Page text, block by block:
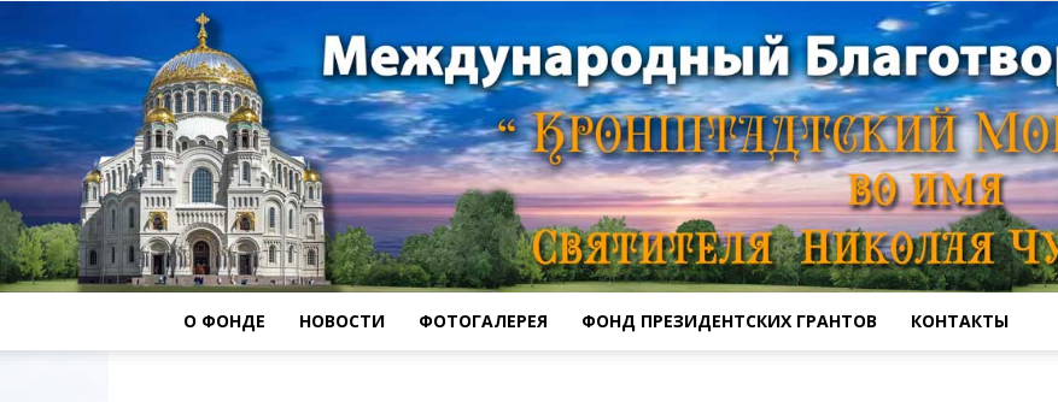
О ФОНДЕ НОВОСТИ ФОТОГАЛЕРЕЯ ФОНД ПРЕЗИДЕНТСКИХ ГРАНТОВ КОНТАКТЫ